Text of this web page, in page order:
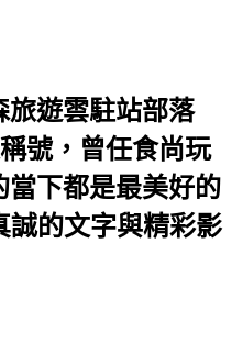
旅遊雲駐站部落
號，曾任食尚玩
當下都是最美好的
誠的文字與精彩影